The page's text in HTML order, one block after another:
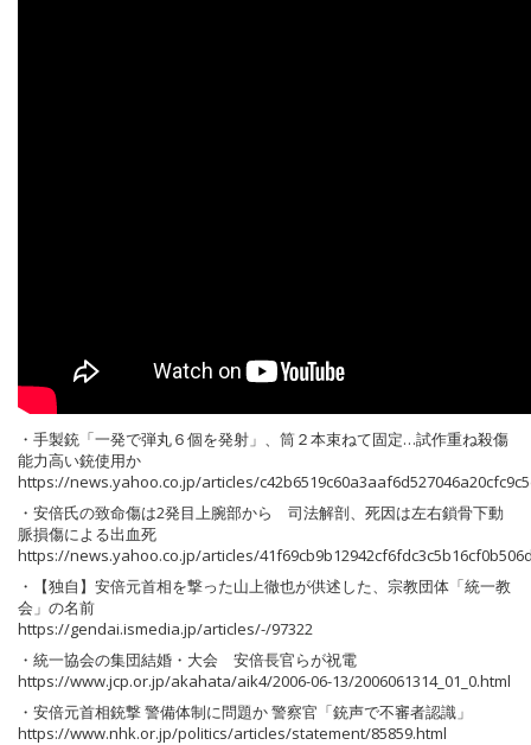
・手製銃「一発で弾丸６個を発射」、筒２本束ねて固定…試作重ね殺傷
能力高い銃使用か
https://news.yahoo.co.jp/articles/
・安倍氏の致命傷は2発目上腕部から 司法解剖、死因は左右鎖骨下動
脈損傷による出血死
https://news.yahoo.co.jp/articles/
・【独自】安倍元首相を撃った山上徹也が供述した、宗教団体「統一教
会」の名前
https://gendai.ismedia.jp/articles/-/97322
・統一協会の集団結婚・大会 安倍長官らが祝電
https://www.jcp.or.jp/akahata/aik4/2006-06-13/2006061314_01_0.html
・安倍元首相銃撃 警備体制に問題か 警察官「銃声で不審者認識」
https://www.nhk.or.jp/politics/articles/statement/85859.html